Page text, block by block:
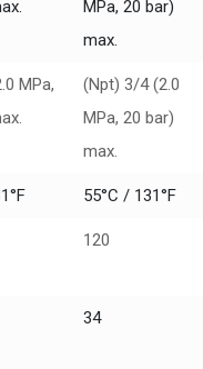
MPa, 20 bar)
max.
MPa,
(Npt) 3/4 (2.0
MPa, 20 bar)
max.
55°C / 131°F
120
34